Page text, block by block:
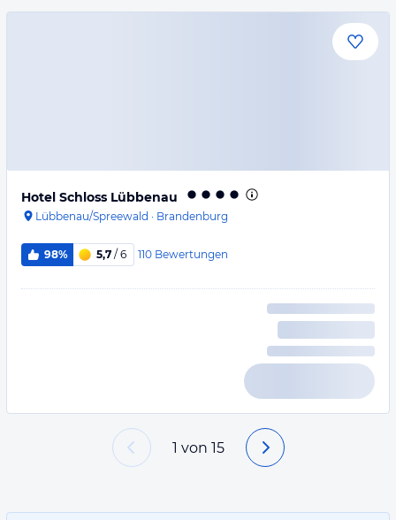
Hotel Schloss Lübbenau
Lübbenau/Spreewald · Brandenburg
98% 5,7 / 6 110 Bewertungen
1 von 15